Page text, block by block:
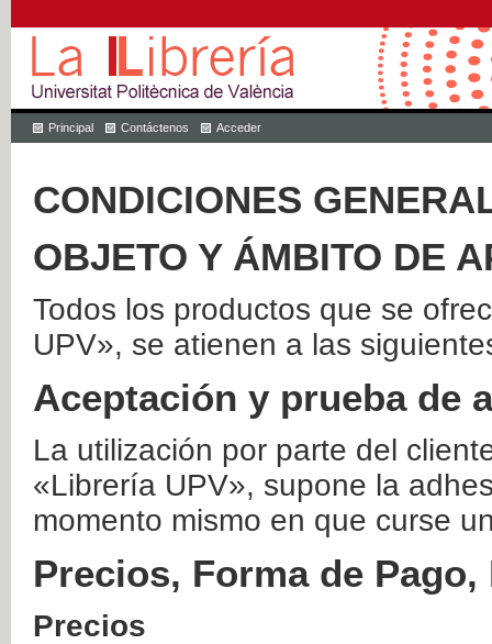
Principal Contáctenos Acceder
CONDICIONES
OBJETO Y ÁMBITO DE
Todos los productos que se
UPV», se atienen a las
Aceptación y prueba de
La utilización por parte del
«Librería UPV», supone la
momento mismo en que curse
Precios, Forma de
Precios